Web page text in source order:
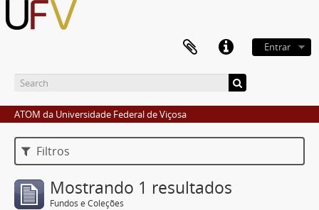
Entrar
ATOM da Universidade Federal de Viçosa
Filtros
Mostrando 1 resultados
Fundos e Coleções